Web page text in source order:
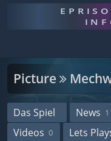
Picture
Das Spiel News 1
Videos 0 Lets